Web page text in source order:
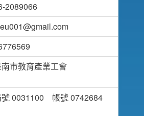
2089066
市教育產業工會
號 0031100 帳號 0742684